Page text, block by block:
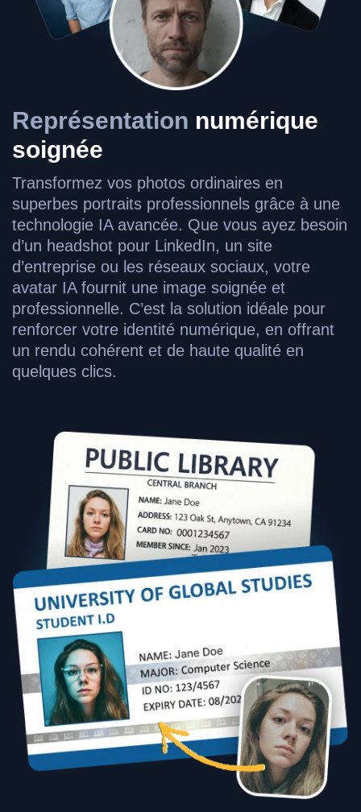
Représentation numérique
soignée
Transformez vos photos ordinaires en
superbes portraits professionnels grâce à une
technologie IA avancée. Que vous ayez besoin
d’un headshot pour LinkedIn, un site
d’entreprise ou les réseaux sociaux, votre
avatar IA fournit une image soignée et
professionnelle. C’est la solution idéale pour
renforcer votre identité numérique, en offrant
un rendu cohérent et de haute qualité en
quelques clics.